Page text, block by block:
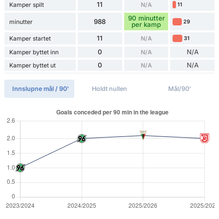
Kamper spilt 11 N/A 11
minutter 988
90 minutter
per kamp
29
Kamper startet 11 N/A 31
Kamper byttet inn 0 N/A N/A
Kamper byttet ut 0 N/A N/A
Innslupne mål / 90' Holdt nullen Mål/90'